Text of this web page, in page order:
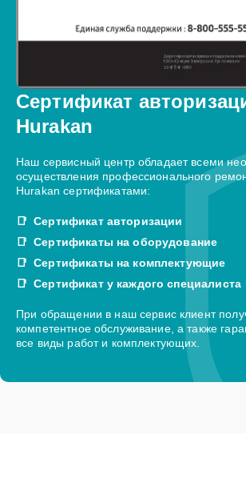
Сертификат
Hurakan
Наш сервисный центр обладает всеми
осуществления профессионального
Hurakan сертификатами:
Сертификат авторизации
Сертификаты на оборудование
Сертификаты на комплектующие
Сертификат у каждого специалиста
При обращении в наш сервис клиент
компетентное обслуживание, а также
все виды работ и комплектующих.